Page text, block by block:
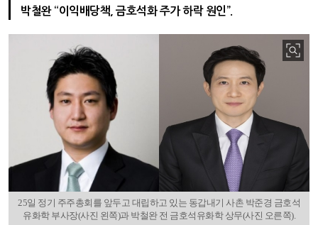
박철완 “이익배당책, 금호석화 주가 하락 원인”.
25일 정기 주주총회를 앞두고 대립하고 있는 동갑내기 사촌 박준경 금호석
유화학 부사장(사진 왼쪽)과 박철완 전 금호석유화학 상무(사진 오른쪽).